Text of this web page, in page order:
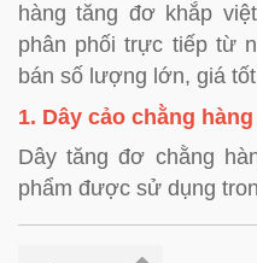
hàng tăng đơ khắp
phân phối trực tiếp từ
bán số lượng lớn, giá
1. Dây cảo chằng
Dây tăng đơ chằng
phẩm được sử dụng